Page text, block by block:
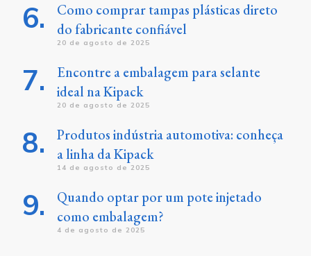
Como comprar tampas plásticas direto
do fabricante confiável
20 de agosto de 2025
Encontre a embalagem para selante
ideal na Kipack
20 de agosto de 2025
Produtos indústria automotiva: conheça
a linha da Kipack
14 de agosto de 2025
Quando optar por um pote injetado
como embalagem?
4 de agosto de 2025